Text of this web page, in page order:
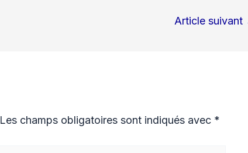
Article suivant
Les champs obligatoires sont indiqués avec *